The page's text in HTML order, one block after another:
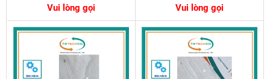
Vui lòng gọi
Vui lòng gọi